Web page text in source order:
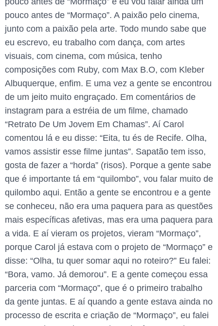
pouco antes de “Mormaço”. A paixão pelo cinema,
junto com a paixão pela arte. Todo mundo sabe que
eu escrevo, eu trabalho com dança, com artes
visuais, com cinema, com música, tenho
composições com Ruby, com Max B.O, com Kleber
Albuquerque, enfim. E uma vez a gente se encontrou
de um jeito muito engraçado. Em comentários de
instagram para a estréia de um filme, chamado
“Retrato De Um Jovem Em Chamas”. Aí Carol
comentou lá e eu disse: “Eita, tu és de Recife. Olha,
vamos assistir esse filme juntas”. Sapatão tem isso,
gosta de fazer a “horda” (risos). Porque a gente sabe
que é importante tá em “quilombo”, vou falar muito de
quilombo aqui. Então a gente se encontrou e a gente
se conheceu, não era uma paquera para as questões
mais específicas afetivas, mas era uma paquera para
a vida. E aí vieram os projetos, vieram “Mormaço”,
porque Carol já estava com o projeto de “Mormaço” e
disse: “Olha, tu quer somar aqui no roteiro?” Eu falei:
“Bora, vamo. Já demorou”. E a gente começou essa
parceria com “Mormaço”, que é o primeiro trabalho
da gente juntas. E aí quando a gente estava ainda no
processo de escrita e criação de “Mormaço”, eu falei